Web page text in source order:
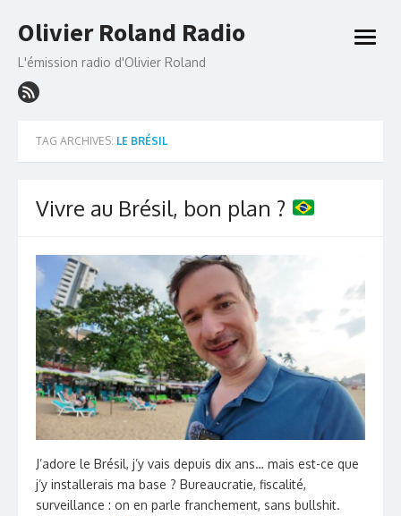
to
Olivier Roland Radio
L'émission radio d'Olivier Roland
open
TAG ARCHIVES: LE BRÉSIL
Vivre au Brésil, bon plan ?
J’adore le Brésil, j’y vais depuis dix ans… mais est-ce que
j’y installerais ma base ? Bureaucratie, fiscalité,
surveillance : on en parle franchement, sans bullshit.